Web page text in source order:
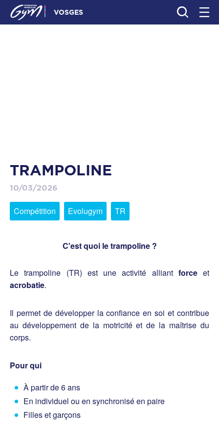
VOSGES
TRAMPOLINE
10/03/2026
Compétition Evolugym TR
C'est quoi le trampoline ?
Le trampoline (TR) est une activité alliant forceet
acrobatie.
Il permet de développer la confiance en soi et contribue
au développement de la motricité et de la maîtrise du
corps.
Pour qui
À partir de 6 ans
En individuel ou en synchronisé en paire
Filles et garçons